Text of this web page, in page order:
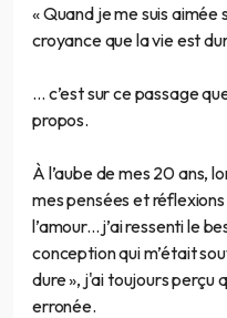
« Quand je me suis
croyance que la vie est
… c’est sur ce passage
propos.
À l’aube de mes 20 ans,
mes pensées et
l’amour... j’ai ressenti le
conception qui m’était
dure », j'ai toujours
erronée.